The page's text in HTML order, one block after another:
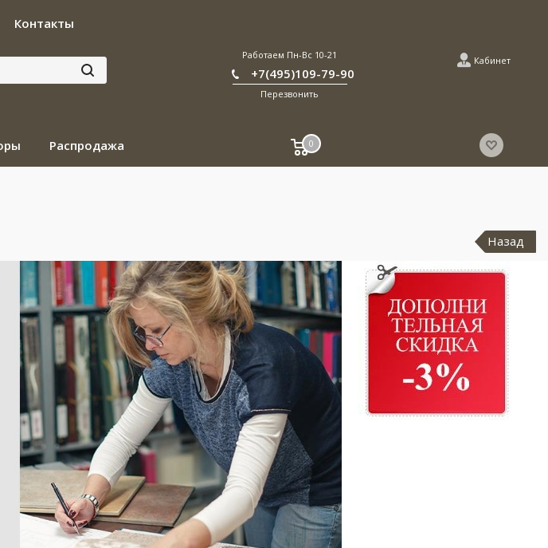
Контакты
Работаем Пн-Вс 10-21
+7(495)109-79-90
Перезвонить
Кабинет
Распродажа 0
Назад